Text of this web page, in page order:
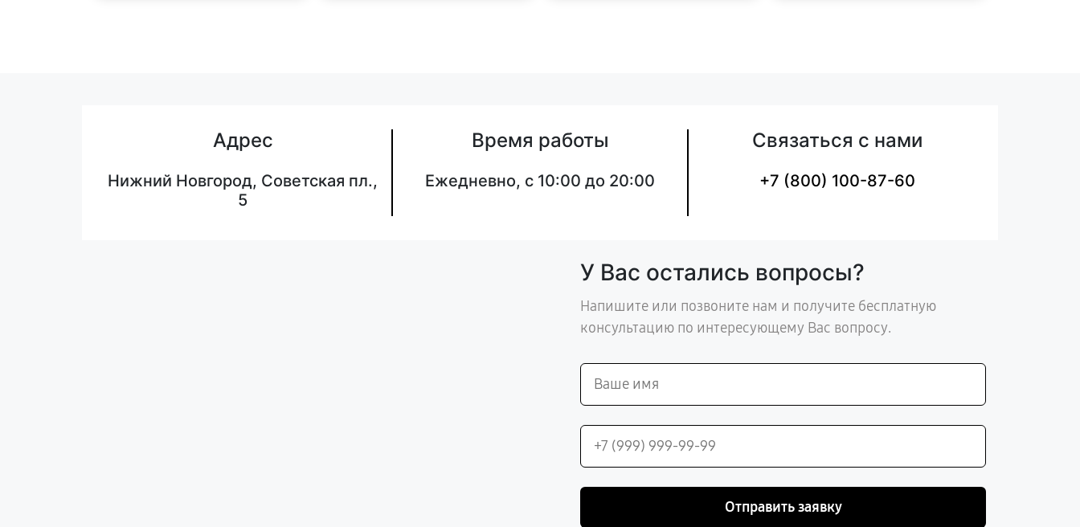
Адрес
Нижний Новгород, Советская пл.,
5
Время работы
Ежедневно, с 10:00 до 20:00
Связаться с нами
+7 (800) 100-87-60
У Вас остались вопросы?
Напишите или позвоните нам и получите бесплатную
консультацию по интересующему Вас вопросу.
Отправить заявку